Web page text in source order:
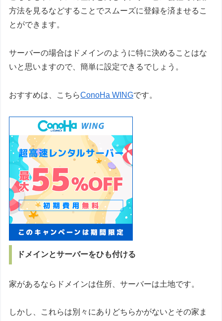
方法を見るなどすることでスムーズに登録を済ませるこ
とができます。
サーバーの場合はドメインのように特に決めることはな
いと思いますので、簡単に設定できるでしょう。
おすすめは、こちらConoHa WINGです。
ドメインとサーバーをひも付ける
家があるならドメインは住所、サーバーは土地です。
しかし、これらは別々にありどちらかがないとその家ま